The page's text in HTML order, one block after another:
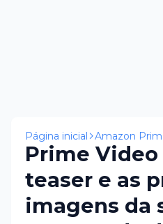
Página inicial Amazon
Prime Video
teaser e as
imagens da